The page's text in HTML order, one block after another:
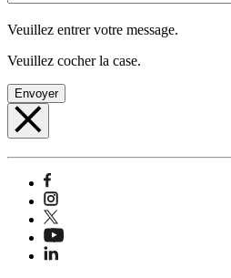
Veuillez entrer votre message.
Veuillez cocher la case.
Envoyer